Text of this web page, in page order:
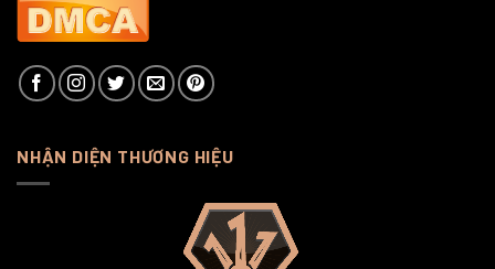
NHẬN DIỆN THƯƠNG HIỆU